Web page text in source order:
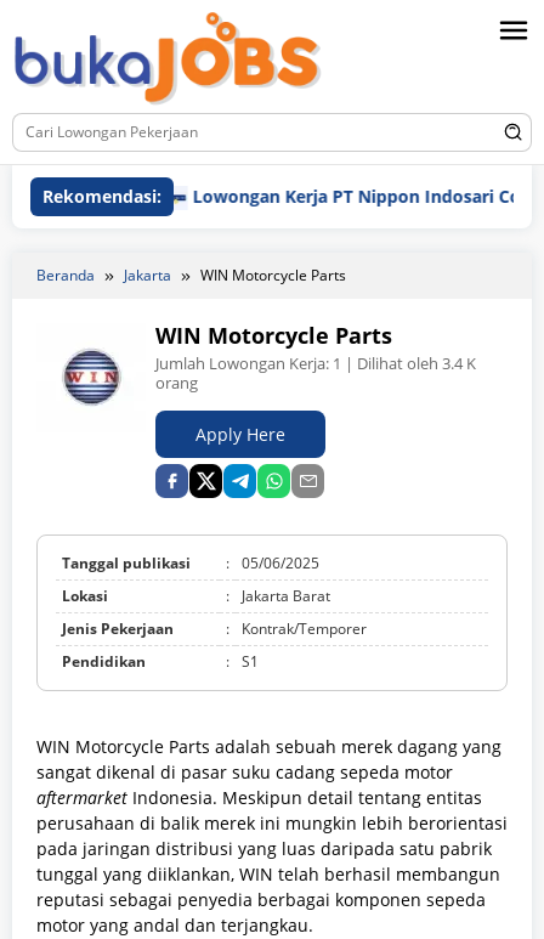
ke
konten
Rekomendasi:Lowongan Kerja PT Nippon Indosari Corpindo
Beranda Jakarta WIN Motorcycle Parts
WIN Motorcycle Parts
Jumlah Lowongan Kerja: 1 | Dilihat oleh 3.4 K
orang
Apply Here
Tanggal publikasi : 05/06/2025
Lokasi
:
Jakarta Barat
Jenis Pekerjaan
:
Kontrak/Temporer
Pendidikan
: S1
WIN Motorcycle Parts adalah sebuah merek dagang yang
sangat dikenal di pasar suku cadang sepeda motor
aftermarket Indonesia. Meskipun detail tentang entitas
perusahaan di balik merek ini mungkin lebih berorientasi
pada jaringan distribusi yang luas daripada satu pabrik
tunggal yang diiklankan, WIN telah berhasil membangun
reputasi sebagai penyedia berbagai komponen sepeda
motor yang andal dan terjangkau.